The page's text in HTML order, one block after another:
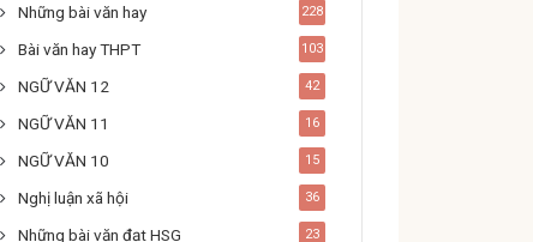
Những bài văn hay 228
Bài văn hay THPT 103
NGỮ VĂN 12 42
NGỮ VĂN 11 16
NGỮ VĂN 10 15
Nghị luận xã hội 36
Những bài văn đạt HSG 23